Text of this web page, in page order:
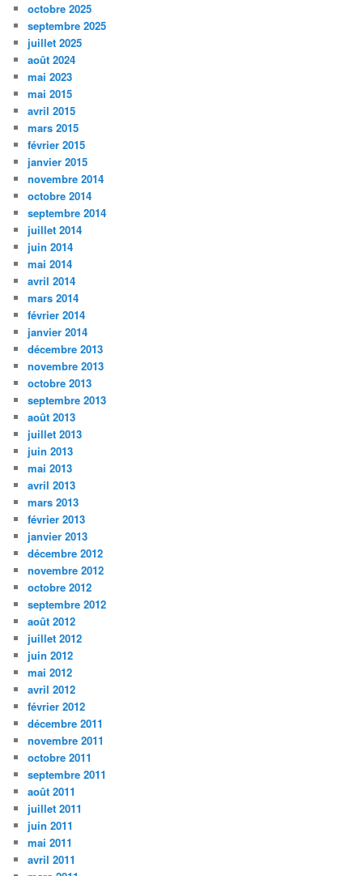
octobre 2025
septembre 2025
juillet 2025
août 2024
mai 2023
mai 2015
avril 2015
mars 2015
février 2015
janvier 2015
novembre 2014
octobre 2014
septembre 2014
juillet 2014
juin 2014
mai 2014
avril 2014
mars 2014
février 2014
janvier 2014
décembre 2013
novembre 2013
octobre 2013
septembre 2013
août 2013
juillet 2013
juin 2013
mai 2013
avril 2013
mars 2013
février 2013
janvier 2013
décembre 2012
novembre 2012
octobre 2012
septembre 2012
août 2012
juillet 2012
juin 2012
mai 2012
avril 2012
février 2012
décembre 2011
novembre 2011
octobre 2011
septembre 2011
août 2011
juillet 2011
juin 2011
mai 2011
avril 2011